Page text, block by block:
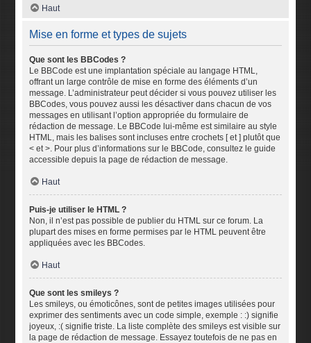
Haut
Mise en forme et types de sujets
Que sont les BBCodes ?
Le BBCode est une implantation spéciale au langage HTML,
offrant un large contrôle de mise en forme des éléments d’un
message. L’administrateur peut décider si vous pouvez utiliser les
BBCodes, vous pouvez aussi les désactiver dans chacun de vos
messages en utilisant l’option appropriée du formulaire de
rédaction de message. Le BBCode lui-même est similaire au style
HTML, mais les balises sont incluses entre crochets [ et ] plutôt que
< et >. Pour plus d’informations sur le BBCode, consultez le guide
accessible depuis la page de rédaction de message.
Haut
Puis-je utiliser le HTML ?
Non, il n’est pas possible de publier du HTML sur ce forum. La
plupart des mises en forme permises par le HTML peuvent être
appliquées avec les BBCodes.
Haut
Que sont les smileys ?
Les smileys, ou émoticônes, sont de petites images utilisées pour
exprimer des sentiments avec un code simple, exemple : :) signifie
joyeux, :( signifie triste. La liste complète des smileys est visible sur
la page de rédaction de message. Essayez toutefois de ne pas en